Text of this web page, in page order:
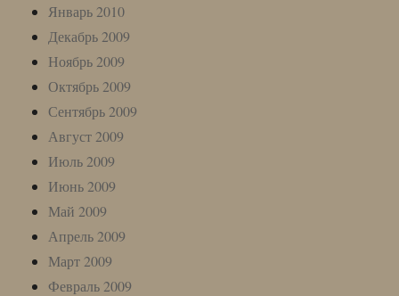
Январь 2010
Декабрь 2009
Ноябрь 2009
Октябрь 2009
Сентябрь 2009
Август 2009
Июль 2009
Июнь 2009
Май 2009
Апрель 2009
Март 2009
Февраль 2009